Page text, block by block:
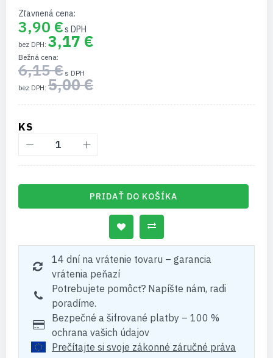
Zľavnená cena
3,90 €
3,17 €
Bežná cena
6,15 €
5,00 €
KS
PRIDAŤ DO KOŠÍKA
14 dní na vrátenie tovaru – garancia
vrátenia peňazí
Potrebujete pomôcť? Napíšte nám, radi
poradíme.
Bezpečné a šifrované platby – 100 %
ochrana vašich údajov
Prečítajte si svoje zákonné záručné práva